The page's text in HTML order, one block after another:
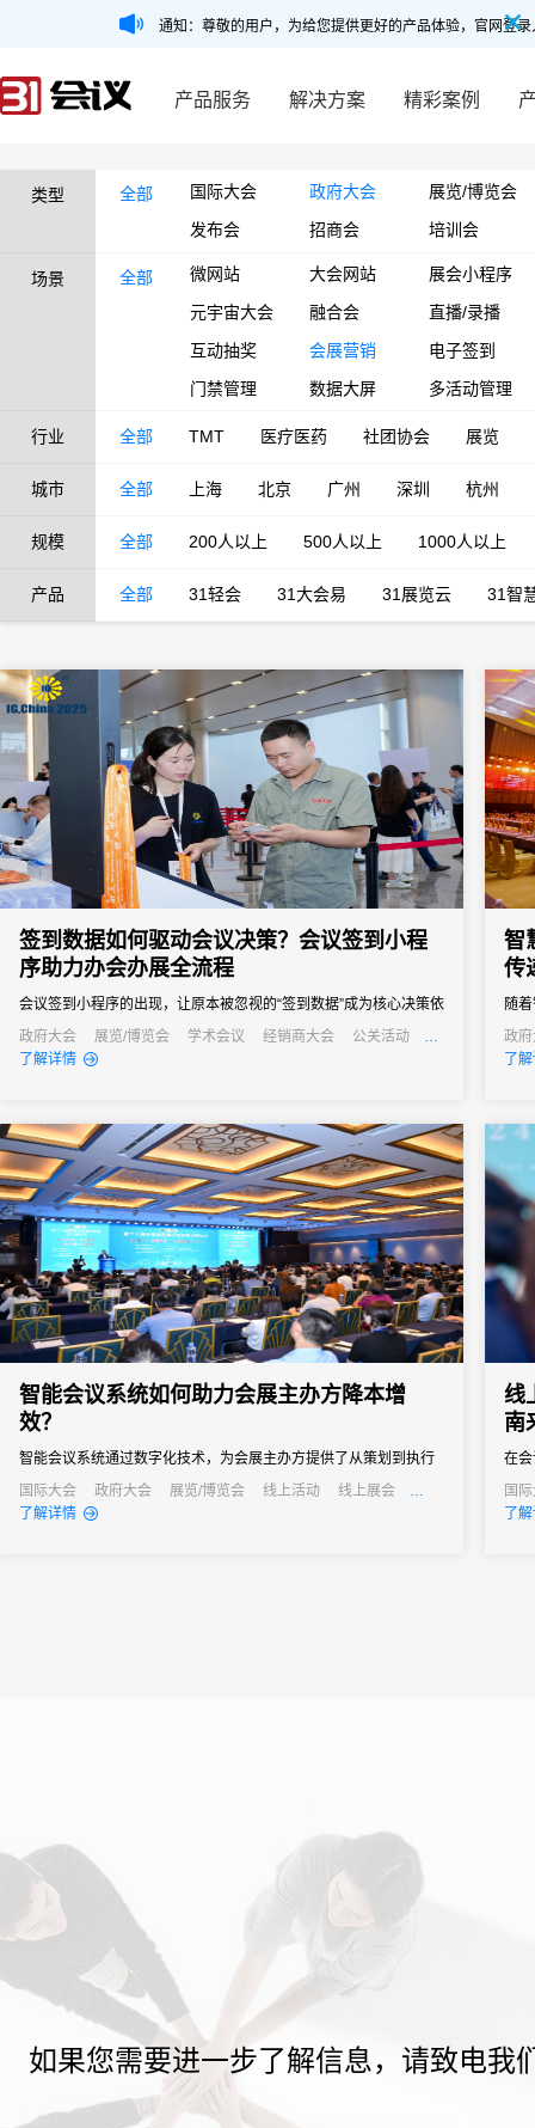
通知：尊敬的用户，为给您提供更好的产品体验，官网登
产品服务 解决方案 精彩案例
类型 全部 国际大会 政府大会
展览/博览会
发布会
招商会 培训会
场景 全部 微网站 大会网站
展会小程序
元宇宙大会
融合会
直播/录播
互动抽奖
会展营销
电子签到
门禁管理
数据大屏 多活动管理
行业 全部 TMT 医疗医药 社团协会 展览
城市 全部 上海 北京 广州 深圳 杭州
规模 全部 200人以上 500人以上 1000人以上
产品 全部 31轻会 31大会易 31展览云 31智
签到数据如何驱动会议决策？会议签到小程
序助力办会办展全流程
会议签到小程序的出现，让原本被忽视的“签到数据”成为核心决策依
据，从会前筹备到会后复盘，全方位提升办会效率与质量。
政府大会 展览/博览会 学术会议 经销商大会
公关活动
发布会
了解详情
智
传
随
点
信
政
公
了
智能会议系统如何助力会展主办方降本增
效？
智能会议系统通过数字化技术，为会展主办方提供了从策划到执行
的全流程解决方案，不仅提高了会议效率，还显著降低了运营成
本。
国际大会 政府大会 展览/博览会 线上活动
线上展会
产业大会
公关活动
了解详情
线
南
在
流
国
公
了
如果您需要进一步了解信息，请致电我